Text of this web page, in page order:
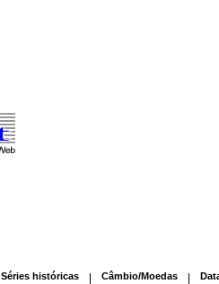
Séries históricas Câmbio/Moedas